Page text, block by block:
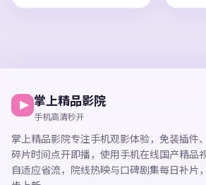
掌上精品影院
手机高清秒开
掌上精品影院专注手机观影体验， 免装插件
碎片时间点开即播， 使用手机在线国产精品
自适应省流，院线热映与口碑剧集每日补片